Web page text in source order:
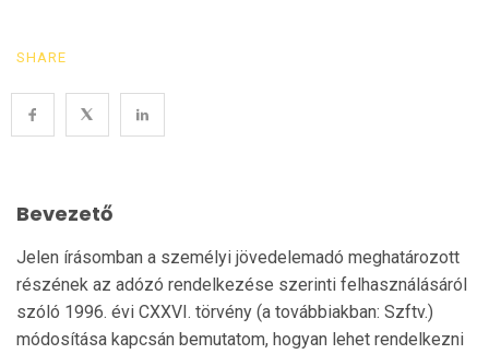
SHARE
Bevezető
Jelen írásomban a személyi jövedelemadó meghatározott
részének az adózó rendelkezése szerinti felhasználásáról
szóló 1996. évi CXXVI. törvény (a továbbiakban: Szftv.)
módosítása kapcsán bemutatom, hogyan lehet rendelkezni